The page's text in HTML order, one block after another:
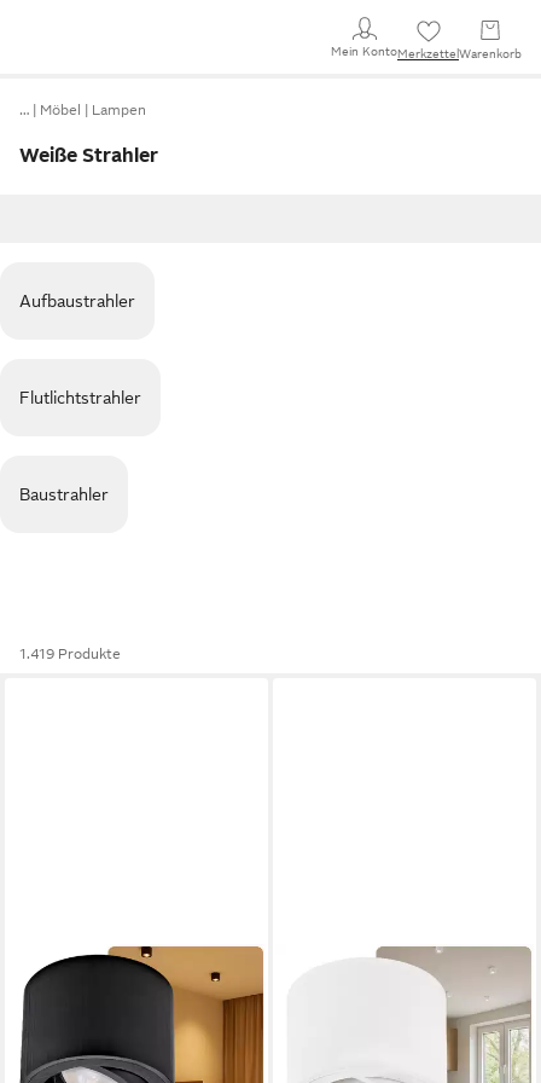
Mein KontoMerkzettel Warenkorb
… Möbel Lampen
Weiße Strahler
Aufbaustrahler
Flutlichtstrahler
Baustrahler
1.419 Produkte
SWEET LED
LED Aufbaustrahler 4er Set
flache LED Aufbauspots
schwarz - rund & schwenkbar,
LED Aufbaustrahler 6er Set
flache LED Aufbauspots -
rund & schwenkbar, 5 W,